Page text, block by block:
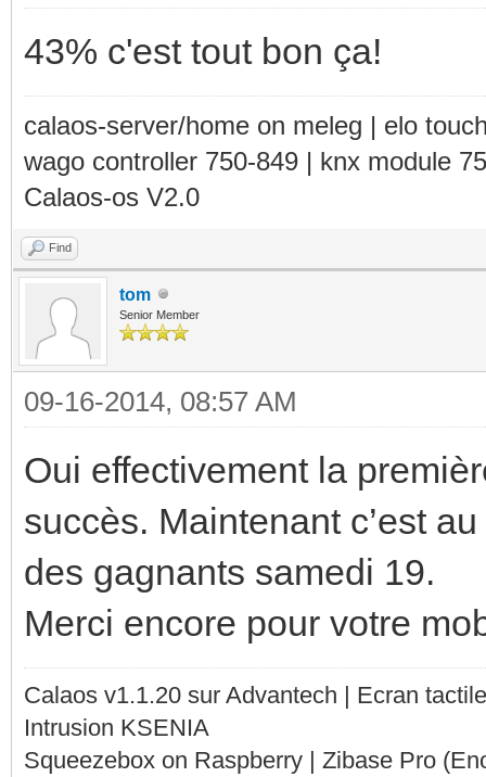
43% c'est tout bon ça!
calaos-server/home on meleg | elo
wago controller 750-849 | knx module
Calaos-os V2.0
Find
tom
Senior Member
09-16-2014, 08:57 AM
Oui effectivement la
succès. Maintenant c’est
des gagnants samedi 19.
Merci encore pour votre
Calaos v1.1.20 sur Advantech | Ecran
Intrusion KSENIA
Squeezebox on Raspberry | Zibase Pro